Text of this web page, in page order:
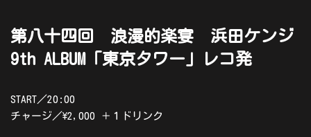
第八十四回 浪漫的楽宴 浜田ケンジ
9th ALBUM「東京タワー」レコ発
START／20:00
チャージ／\2,000 ＋１ドリンク